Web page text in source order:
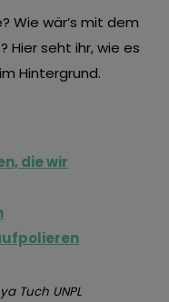
Wie wär’s mit dem
Hier seht ihr, wie es
Hintergrund.
die wir
Tuch UNPL